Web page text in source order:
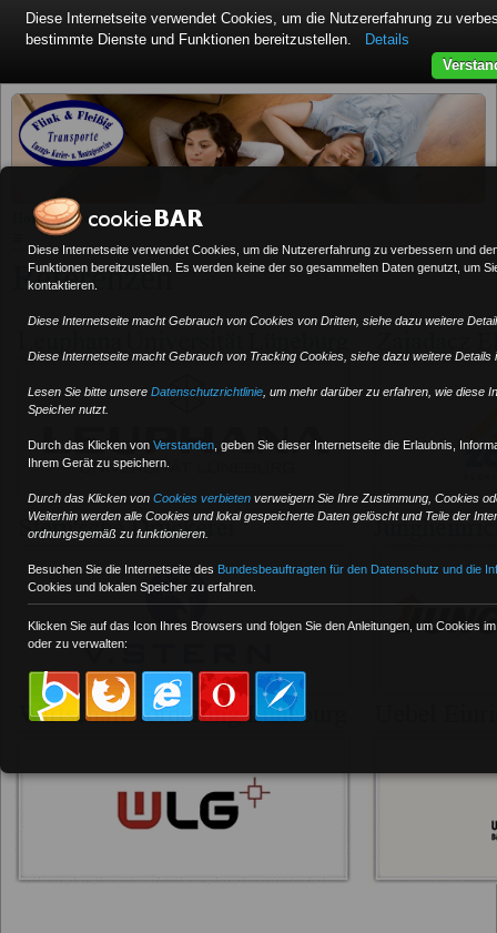
Home»Referenzen
Referenzen
Diese Internetseite verwendet Cookies, um die Nutzererfahrung zu verbessern und
Funktionen bereitzustellen. Es werden keine der so gesammelten Daten genutzt, um
kontaktieren.
Diese Internetseite macht Gebrauch von Cookies von Dritten, siehe dazu weitere
Diese Internetseite macht Gebrauch von Tracking Cookies, siehe dazu weitere Details
Lesen Sie bitte unsere Datenschutzrichtlinie , um mehr darüber zu erfahren, wie diese
Speicher nutzt.
Durch das Klicken von Verstanden geben Sie dieser Internetseite die Erlaubnis,
Ihrem Gerät zu speichern.
Durch das Klicken von Cookies verbieten verweigern Sie Ihre Zustimmung, Cookies
Weiterhin werden alle Cookies und lokal gespeicherte Daten gelöscht und Teile der
ordnungsgemäß zu funktionieren.
Besuchen Sie die Internetseite des Bundesbeauftragten für den Datenschutz und die
Cookies und lokalen Speicher zu erfahren.
Klicken Sie auf das Icon Ihres Browsers und folgen Sie den Anleitungen, um Cookies
oder zu verwalten:
Diese Internetseite verwendet Cookies, um die Nutzererfahrung zu
bestimmte Dienste und Funktionen bereitzustellen.
Details